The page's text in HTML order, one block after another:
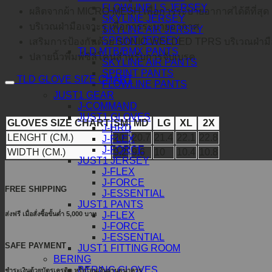
FLOWLINE LS JERSEY
SKYLINE JERSEY
SKYLINE AIR JERSEY
SPRINT JERSEY
TLD MTB/BMX PANTS
SKYLINE AIR PANTS
SPRINT PANTS
FLOWLINE PANTS
JUST1 GEAR
J-COMMAND
JUST1 GLOVES
J-HRD
J-FLEX
J-FORCE
JUST1 JERSEY
J-FLEX
J-FORCE
J-ESSENTIAL
JUST1 PANTS
J-FLEX
J-FORCE
J-ESSENTIAL
JUST1 FITTING ROOM
BERING
BERING GLOVES
ผลิตจากผ้า MICRO-MESH เพื่อการระบายอากาศได้ดีที่สุด
บริเวณฝ่ามือเจาะรู เพื่อการระบายอากาศ
เสริมการป้องกันด้วย SONIC WELDED TPRS บริเวณฝ่า
ปลายนิ้วพิมพ์ซิลิโคนสำหรับการจับเบรค
TLD GLOVE SIZE CHART
GLOVES SIZE CHART SM MD LG XL
2X
LENGHT (CM.)
20 20.7
WIDTH (CM.)
9.2 9.6
FREE SHIPPING
ส่งฟรี เมื่อสั่งซื้อขั้นต่ำ 5,000 บาท
SAFE PAYMENT
ชำระเงินด้วยบัตรเครดิต หรือโอนเงินผ่านธนาคาร